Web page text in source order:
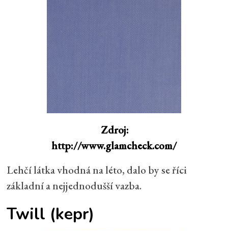
Zdroj:
http://www.glamcheck.com/
Lehčí látka vhodná na léto, dalo by se říci
základní a nejjednodušší vazba.
Twill (kepr)